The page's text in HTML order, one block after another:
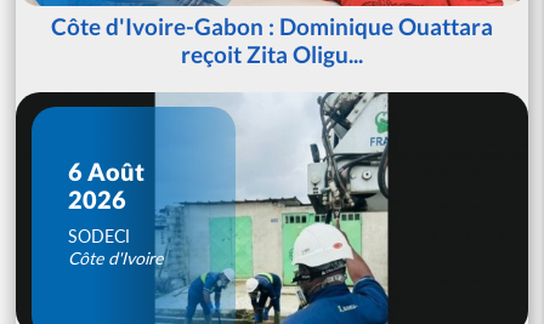
Côte d'Ivoire-Gabon : Dominique Ouattara
reçoit Zita Oligu...
6 Août
2026
SODECI
Côte d'Ivoire